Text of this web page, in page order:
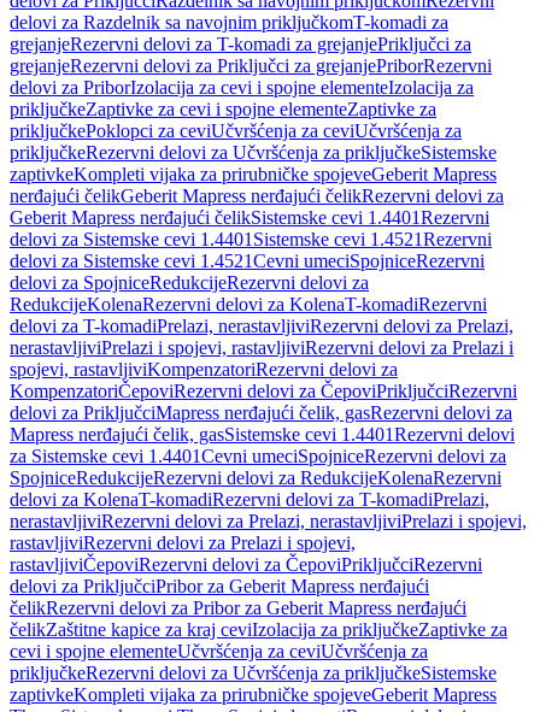
delovi za Razdelnik sa navojnim priključkomT-komadi za
grejanjeRezervni delovi za T-komadi za grejanjePriključci za
grejanjeRezervni delovi za Priključci za grejanjePriborRezervni
delovi za PriborIzolacija za cevi i spojne elementeIzolacija za
priključkeZaptivke za cevi i spojne elementeZaptivke za
priključkePoklopci za ceviUčvršćenja za ceviUčvršćenja za
priključkeRezervni delovi za Učvršćenja za priključkeSistemske
zaptivkeKompleti vijaka za prirubničke spojeveGeberit Mapress
nerđajući čelikGeberit Mapress nerđajući čelikRezervni delovi za
Geberit Mapress nerđajući čelikSistemske cevi 1.4401Rezervni
delovi za Sistemske cevi 1.4401 Sistemske cevi 1.4521Rezervni
delovi za Sistemske cevi 1.4521Cevni umeciSpojniceRezervni
delovi za SpojniceRedukcijeRezervni delovi za
RedukcijeKolenaRezervni delovi za KolenaT-komadiRezervni
delovi za T-komadiPrelazi, nerastavljiviRezervni delovi za Prelazi,
nerastavljiviPrelazi i spojevi, rastavljiviRezervni delovi za Prelazi i
spojevi, rastavljiviKompenzatoriRezervni delovi za
KompenzatoriČepoviRezervni delovi za ČepoviPriključciRezervni
delovi za PriključciMapress nerđajući čelik, gasRezervni delovi za
Mapress nerđajući čelik, gasSistemske cevi 1.4401Rezervni delovi
za Sistemske cevi 1.4401Cevni umeciSpojniceRezervni delovi za
SpojniceRedukcijeRezervni delovi za RedukcijeKolenaRezervni
delovi za KolenaT-komadiRezervni delovi za T-komadiPrelazi,
nerastavljiviRezervni delovi za Prelazi, nerastavljiviPrelazi i spojevi,
rastavljiviRezervni delovi za Prelazi i spojevi,
rastavljiviČepoviRezervni delovi za ČepoviPriključciRezervni
delovi za PriključciPribor za Geberit Mapress nerđajući
čelikRezervni delovi za Pribor za Geberit Mapress nerđajući
čelikZaštitne kapice za kraj ceviIzolacija za priključkeZaptivke za
cevi i spojne elementeUčvršćenja za ceviUčvršćenja za
priključkeRezervni delovi za Učvršćenja za priključkeSistemske
zaptivkeKompleti vijaka za prirubničke spojeveGeberit Mapress